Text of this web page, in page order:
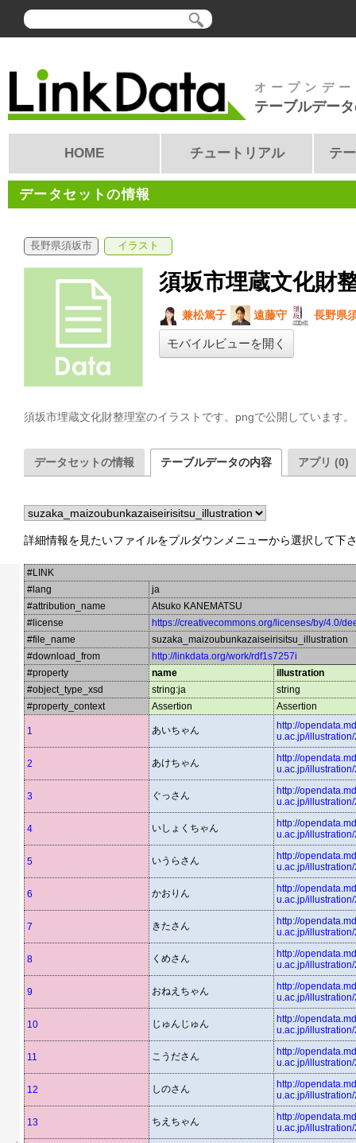
オープンデ
テーブルデー
HOME チュートリアル テ
データセットの情報
長野県須坂市 イラスト
須坂市埋蔵文化財
兼松篤子 遠藤守 長野県
モバイルビューを開く
須坂市埋蔵文化財整理室のイラストです。pngで公開しています。
データセットの情報 テーブルデータの内容 アプリ (0)
詳細情報を見たいファイルをプルダウンメニューから選択して下
#LINK
#lang
ja
#attribution_name
Atsuko KANEMATSU
#license
https://creativecommons.org/licenses/by/4.0/
#file_name
suzaka_maizoubunkazaiseirisitsu_illustration
#download_from
http://linkdata.org/work/rdf1s7257i
#property
name
illustration
#object_type_xsd
string:ja
string
#property_context
Assertion Assertion
1 あいちゃん
http://
u.ac.jp/
2 あけちゃん
http://
u.ac.jp/
3 ぐっさん
http://
u.ac.jp/
4 いしょくちゃん
http://
u.ac.jp/
5 いうらさん
http://
u.ac.jp/
6 かおりん
http://
u.ac.jp/
7 きたさん
http://
u.ac.jp/
8 くめさん
http://
u.ac.jp/
9 おねえちゃん
http://
u.ac.jp/
10 じゅんじゅん
http://
u.ac.jp/
11 こうださん
http://
u.ac.jp/
12 しのさん
http://
u.ac.jp/
13 ちえちゃん
http://
u.ac.jp/